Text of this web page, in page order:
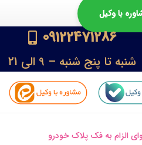
با وکیل
09122471286
شنبه تا پنج شنبه – 9 الی 21
الزام به فک پلاک خودرو